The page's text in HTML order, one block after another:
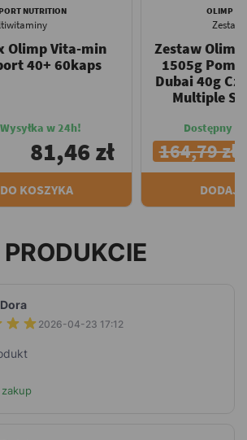
NUTRITION
Olimp Vita-min
40+ 60kaps
w 24h!
81,46 zł
KOSZYKA
OLIMP
Zestaw
1505g
Dubai 40g
Multiple
Dostępny -
164,79 zł
DODAJ
2026-04-23 17:12